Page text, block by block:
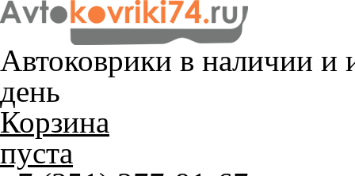
Автоковрики в наличии и
день
Корзина
пуста